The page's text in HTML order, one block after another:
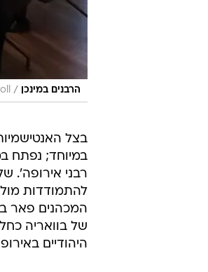
הרבנים במינכן /
בצל
במיוחד; נפתח
רבני אירופה'.
להתמודדות
המכהנים פאר
של בוואריה
היהודיים